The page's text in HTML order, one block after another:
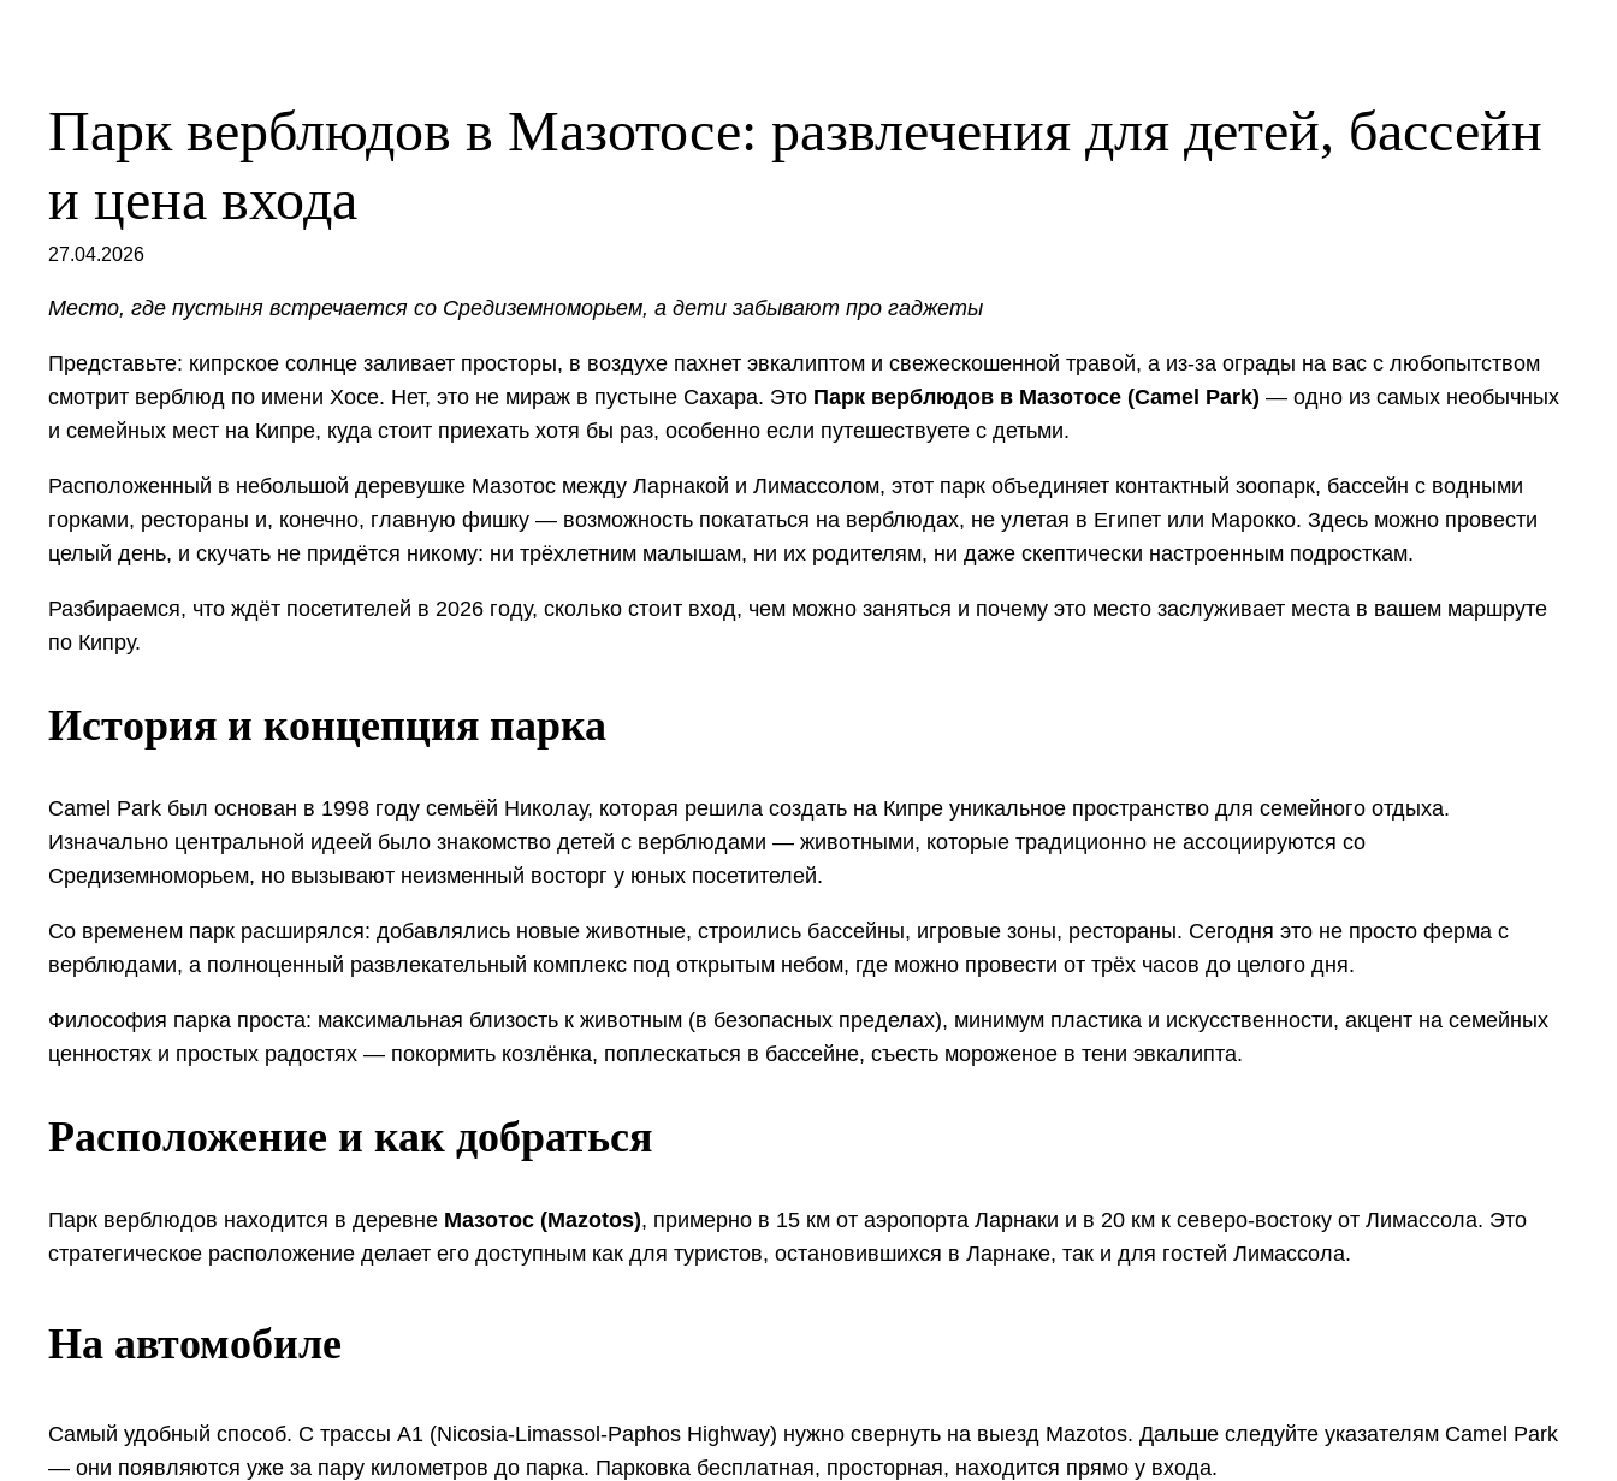
Парк верблюдов в Мазотосе: развлечения для детей, бассейн
и цена входа
27.04.2026
Место, где пустыня встречается со Средиземноморьем, а дети забывают про гаджеты
Представьте: кипрское солнце заливает просторы, в воздухе пахнет эвкалиптом и свежескошенной травой, а из-за ограды на вас с любопытством
смотрит верблюд по имени Хосе. Нет, это не мираж в пустыне Сахара. Это Парк верблюдов в Мазотосе (Camel Park) — одно из самых необычных
и семейных мест на Кипре, куда стоит приехать хотя бы раз, особенно если путешествуете с детьми.
Расположенный в небольшой деревушке Мазотос между Ларнакой и Лимассолом, этот парк объединяет контактный зоопарк, бассейн с водными
горками, рестораны и, конечно, главную фишку — возможность покататься на верблюдах, не улетая в Египет или Марокко. Здесь можно провести
целый день, и скучать не придётся никому: ни трёхлетним малышам, ни их родителям, ни даже скептически настроенным подросткам.
Разбираемся, что ждёт посетителей в 2026 году, сколько стоит вход, чем можно заняться и почему это место заслуживает места в вашем маршруте
по Кипру.
История и концепция парка
Camel Park был основан в 1998 году семьёй Николау, которая решила создать на Кипре уникальное пространство для семейного отдыха.
Изначально центральной идеей было знакомство детей с верблюдами — животными, которые традиционно не ассоциируются со
Средиземноморьем, но вызывают неизменный восторг у юных посетителей.
Со временем парк расширялся: добавлялись новые животные, строились бассейны, игровые зоны, рестораны. Сегодня это не просто ферма с
верблюдами, а полноценный развлекательный комплекс под открытым небом, где можно провести от трёх часов до целого дня.
Философия парка проста: максимальная близость к животным (в безопасных пределах), минимум пластика и искусственности, акцент на семейных
ценностях и простых радостях — покормить козлёнка, поплескаться в бассейне, съесть мороженое в тени эвкалипта.
Расположение и как добраться
Парк верблюдов находится в деревне Мазотос (Mazotos), примерно в 15 км от аэропорта Ларнаки и в 20 км к северо-востоку от Лимассола. Это
стратегическое расположение делает его доступным как для туристов, остановившихся в Ларнаке, так и для гостей Лимассола.
На автомобиле
Самый удобный способ. С трассы А1 (Nicosia-Limassol-Paphos Highway) нужно свернуть на выезд Mazotos. Дальше следуйте указателям Camel Park
— они появляются уже за пару километров до парка. Парковка бесплатная, просторная, находится прямо у входа.